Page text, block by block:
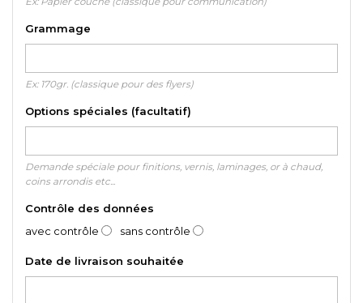
Grammage
Ex: 170gr. (classique pour des flyers)
Options spéciales (facultatif)
Demande spéciale pour finitions, vernis, laminages, or à chaud,
coins arrondis etc...
Contrôle des données
avec contrôle
sans contrôle
Date de livraison souhaitée